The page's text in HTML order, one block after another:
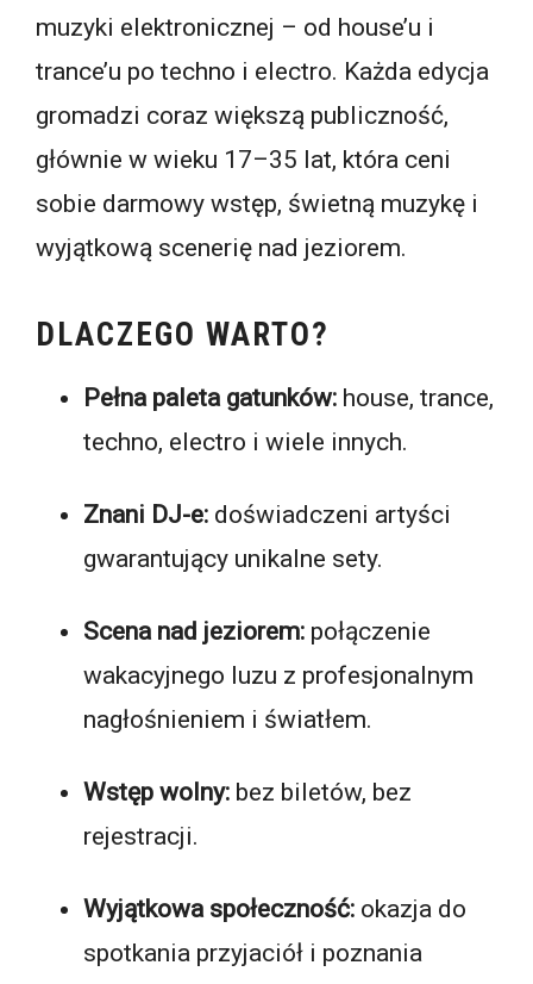
muzyki elektronicznej – od house’u i
trance’u po techno i electro. Każda edycja
gromadzi coraz większą publiczność,
głównie w wieku 17–35 lat, która ceni
sobie darmowy wstęp, świetną muzykę i
wyjątkową scenerię nad jeziorem.
DLACZEGO WARTO?
Pełna paleta gatunków: house, trance,
techno, electro i wiele innych.
Znani DJ-e: doświadczeni artyści
gwarantujący unikalne sety.
Scena nad jeziorem: połączenie
wakacyjnego luzu z profesjonalnym
nagłośnieniem i światłem.
Wstęp wolny: bez biletów, bez
rejestracji.
Wyjątkowa społeczność: okazja do
spotkania przyjaciół i poznania